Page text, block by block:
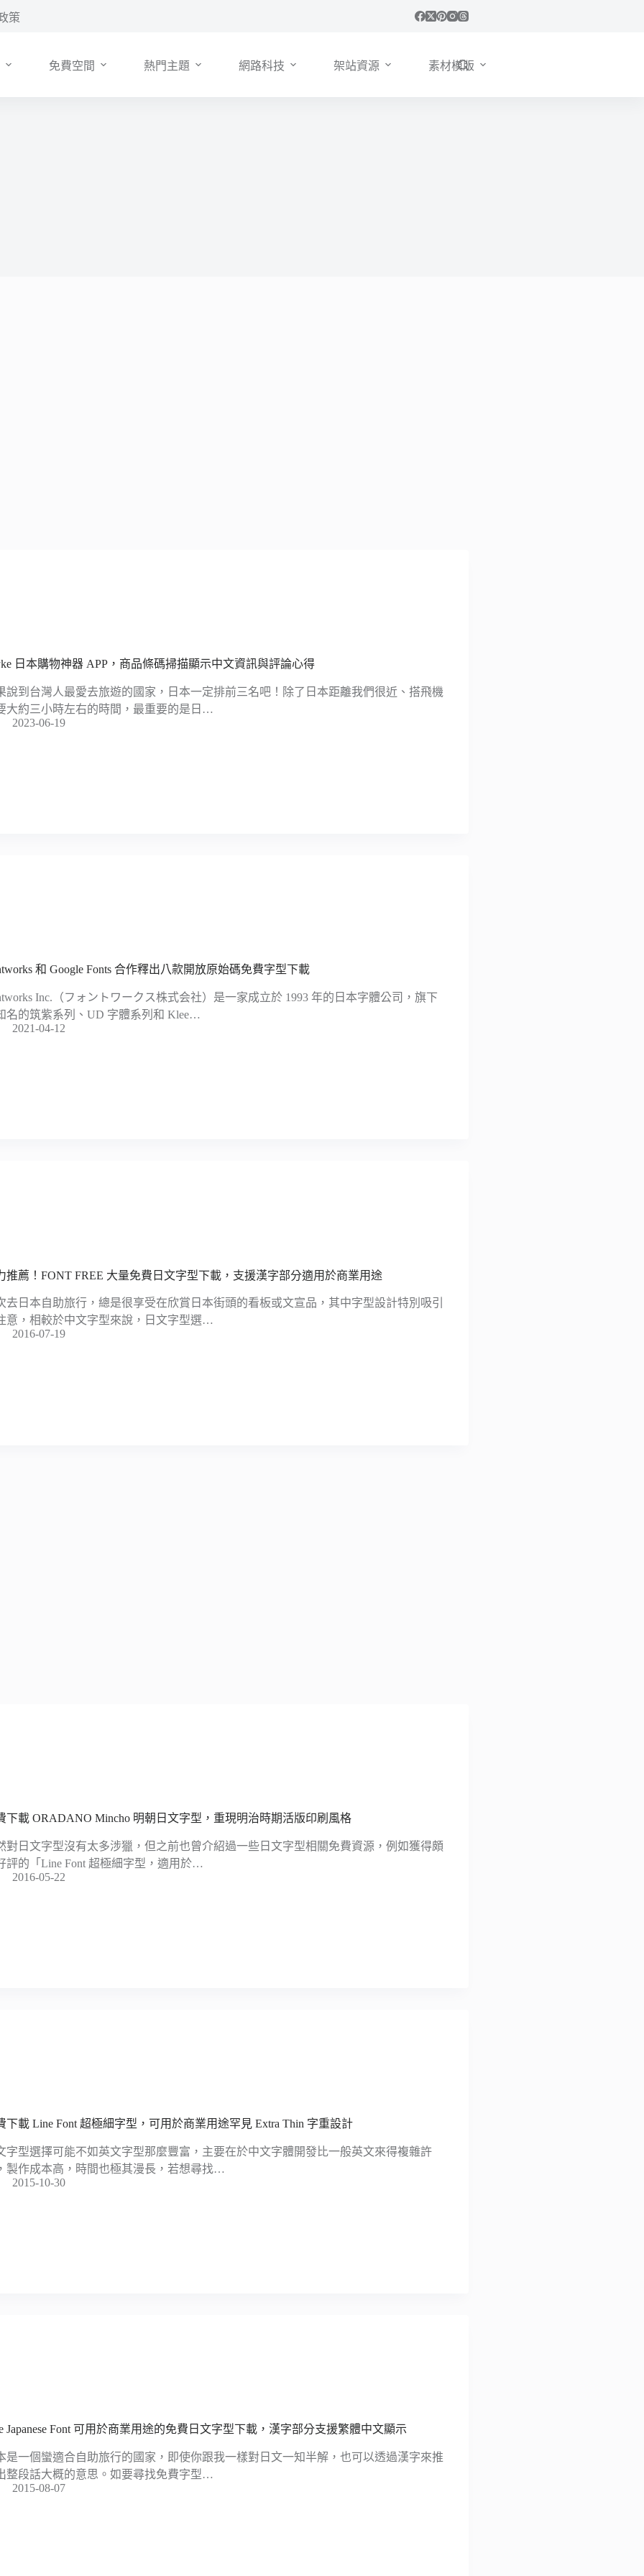
策
免費空間 熱門主題 網路科技 架站資源 素材模版
日本購物神器 APP，商品條碼掃描顯示中文資訊與評論心得
說到台灣人最愛去旅遊的國家，日本一定排前三名吧！除了日本距離我們很近、搭飛機
大約三小時左右的時間，最重要的是日…
2023-06-19
和 Google Fonts 合作釋出八款開放原始碼免費字型下載
Inc.（フォントワークス株式会社）是一家成立於 1993 年的日本字體公司，旗下
名的筑紫系列、UD 字體系列和 Klee…
2021-04-12
推薦！FONT FREE 大量免費日文字型下載，支援漢字部分適用於商業用途
去日本自助旅行，總是很享受在欣賞日本街頭的看板或文宣品，其中字型設計特別吸引
意，相較於中文字型來說，日文字型選…
2016-07-19
下載 ORADANO Mincho 明朝日文字型，重現明治時期活版印刷風格
對日文字型沒有太多涉獵，但之前也曾介紹過一些日文字型相關免費資源，例如獲得頗
評的「Line Font 超極細字型，適用於…
2016-05-22
下載 Line Font 超極細字型，可用於商業用途罕見 Extra Thin 字重設計
字型選擇可能不如英文字型那麼豐富，主要在於中文字體開發比一般英文來得複雜許
製作成本高，時間也極其漫長，若想尋找…
2015-10-30
Japanese Font 可用於商業用途的免費日文字型下載，漢字部分支援繁體中文顯示
是一個蠻適合自助旅行的國家，即使你跟我一樣對日文一知半解，也可以透過漢字來推
整段話大概的意思。如要尋找免費字型…
2015-08-07